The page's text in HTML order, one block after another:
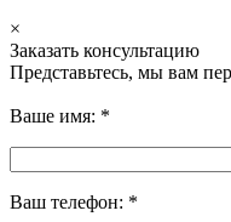
×
Заказать консультацию
Представьтесь, мы вам
Ваше имя: *
Ваш телефон: *